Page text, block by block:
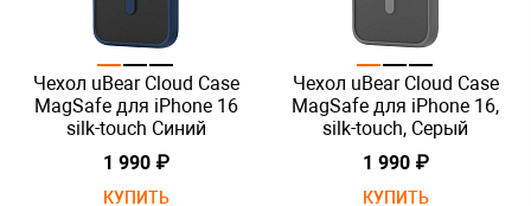
Чехол uBear Cloud Case
MagSafe для iPhone 16
silk-touch Синий
1 990 ₽
КУПИТЬ
Чехол uBear Cloud Case
MagSafe для iPhone 16,
silk-touch, Серый
1 990 ₽
КУПИТЬ